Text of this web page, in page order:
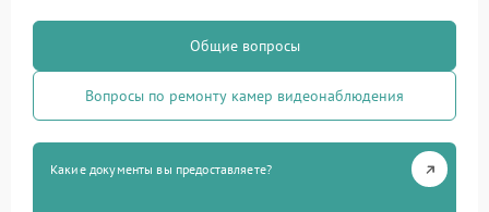
Общие вопросы
Вопросы по ремонту камер видеонаблюдения
Какие документы вы предоставляете?